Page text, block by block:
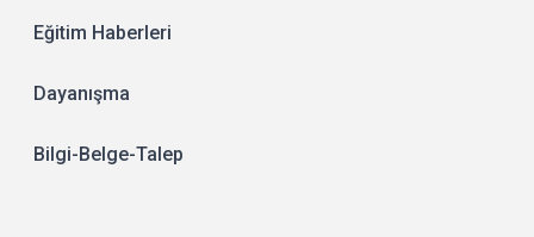
Eğitim Haberleri
Dayanışma
Bilgi-Belge-Talep